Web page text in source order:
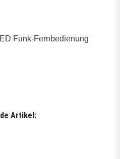
Funk-Fernbedienung
Artikel: